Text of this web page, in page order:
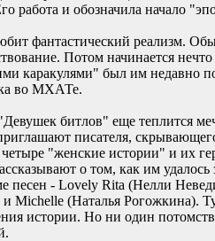
работа и обозначила начало
фантастический реализм.
Потом начинается
каракулями" был им недавно
во МХАТе.
битлов" еще теплится
писателя,
"женские истории" и их
о том, как им
песен - Lovely Rita (Нелли
Michelle (Наталья Рогожкина).
истории. Но ни один